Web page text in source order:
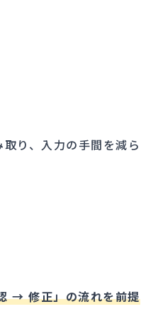
り、入力の手間を減ら
→ 修正」の流れを前提